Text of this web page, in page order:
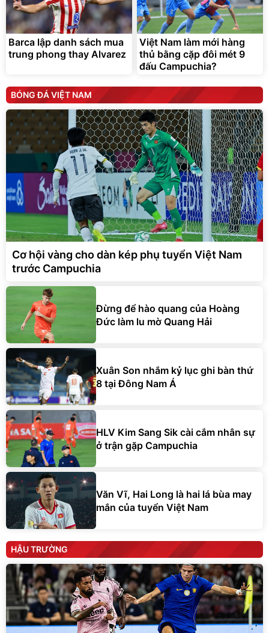
Barca lập danh sách mua
trung phong thay Alvarez
Việt Nam làm mới hàng
thủ bằng cặp đôi mét 9
đấu Campuchia?
BÓNG ĐÁ VIỆT NAM
Cơ hội vàng cho dàn kép phụ tuyển Việt Nam
trước Campuchia
Đừng để hào quang của Hoàng
Đức làm lu mờ Quang Hải
Xuân Son nhắm kỷ lục ghi bàn thứ
8 tại Đông Nam Á
HLV Kim Sang Sik cài cắm nhân sự
ở trận gặp Campuchia
Văn Vĩ, Hai Long là hai lá bùa may
mắn của tuyển Việt Nam
HẬU TRƯỜNG